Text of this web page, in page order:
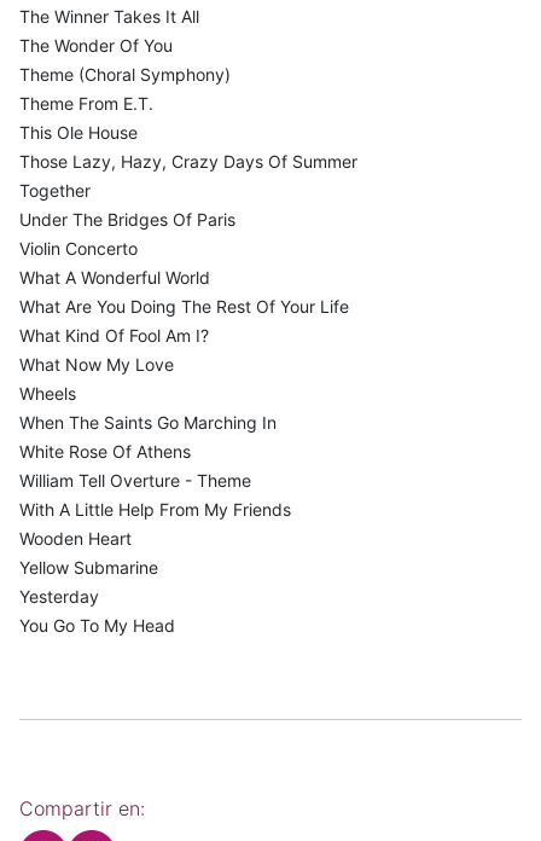
The Winner Takes It All
The Wonder Of You
Theme (Choral Symphony)
Theme From E.T.
This Ole House
Those Lazy, Hazy, Crazy Days Of Summer
Together
Under The Bridges Of Paris
Violin Concerto
What A Wonderful World
What Are You Doing The Rest Of Your Life
What Kind Of Fool Am I?
What Now My Love
Wheels
When The Saints Go Marching In
White Rose Of Athens
William Tell Overture - Theme
With A Little Help From My Friends
Wooden Heart
Yellow Submarine
Yesterday
You Go To My Head
Compartir en: